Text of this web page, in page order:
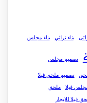
بناء تراثي بناء مجلس
تصميم مجلس
تصميم ملحق فيلا
فيلا ملحق
فيلا للايجار